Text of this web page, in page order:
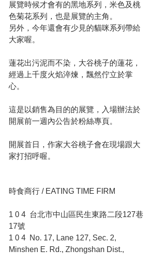
展覽時候才會有的黑地系列，米色及桃
色菊花系列，也是展覽的主角。
另外，今年還會有少見的貓咪系列帶給
大家喔。
蓮花出污泥而不染，大谷桃子的蓮花，
經過上千度火焰淬煉，飄然佇立於掌
心。
這是以銷售為目的的展覽，入場辦法於
開展前一週內公告於粉絲專頁。
開展首日，作家大谷桃子會在現場跟大
家打招呼喔。
時食商行 / EATING TIME FIRM
1 0 4  台北市中山區民生東路二段127巷
17號
1 0 4  No. 17, Lane 127, Sec. 2,
Minshen E. Rd., Zhongshan Dist.,